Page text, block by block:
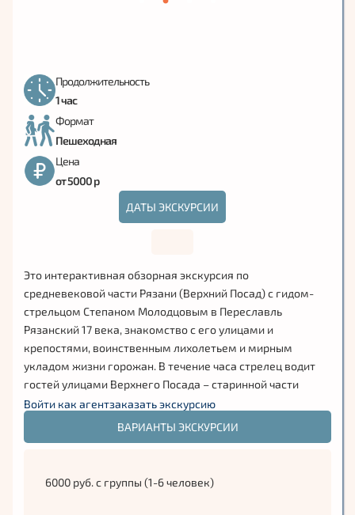
Продолжительность
1 час
Формат
Пешеходная
Цена
от 5000 р
ДАТЫ ЭКСКУРСИИ
Это интерактивная обзорная экскурсия по
средневековой части Рязани (Верхний Посад) с гидом-
стрельцом Степаном Молодцовым в Переславль
Рязанский 17 века, знакомство с его улицами и
крепостями, воинственным лихолетьем и мирным
укладом жизни горожан. В течение часа стрелец водит
гостей улицами Верхнего Посада – старинной части
Рязани, заселенной стрельцами и другими служилыми
людьми, рассказывает об устройстве и истории города 17
века!
имя которого было сознательно искажено. Родился
Войти как агентзаказать экскурсию
ВАРИАНТЫ ЭКСКУРСИИ
6000 руб. с группы (1-6 человек)